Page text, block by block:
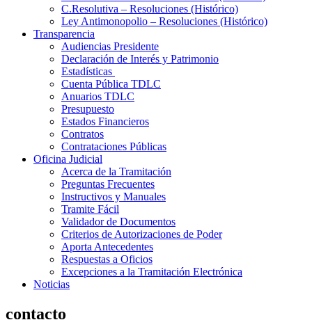
C.Resolutiva – Resoluciones (Histórico)
Ley Antimonopolio – Resoluciones (Histórico)
Transparencia
Audiencias Presidente
Declaración de Interés y Patrimonio
Estadísticas
Cuenta Pública TDLC
Anuarios TDLC
Presupuesto
Estados Financieros
Contratos
Contrataciones Públicas
Oficina Judicial
Acerca de la Tramitación
Preguntas Frecuentes
Instructivos y Manuales
Tramite Fácil
Validador de Documentos
Criterios de Autorizaciones de Poder
Aporta Antecedentes
Respuestas a Oficios
Excepciones a la Tramitación Electrónica
Noticias
contacto